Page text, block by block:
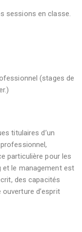
sessions en classe.
(stages de
titulaires d’un
particulière pour les
et le management est
des capacités
d’esprit